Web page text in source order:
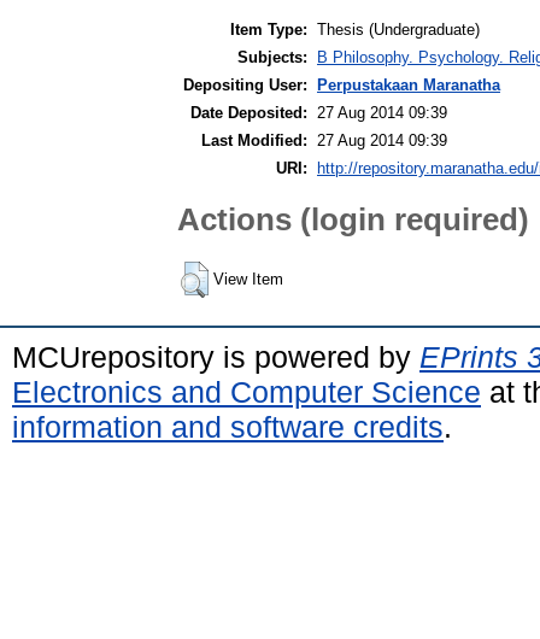
Item Type: Thesis (Undergraduate)
Subjects:
B Philosophy. Psychology.
Depositing User:
Perpustakaan Maranatha
Date Deposited:
27 Aug 2014 09:39
Last Modified:
27 Aug 2014 09:39
URI:
http://
Actions (login required)
View Item
MCUrepository is powered by EPrints
Electronics and Computer Science at
information and software credits.